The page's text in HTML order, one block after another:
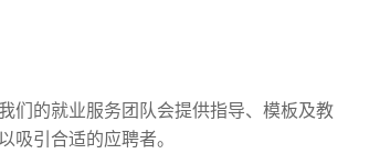
们的就业服务团队会提供指导、模板及教
吸引合适的应聘者。